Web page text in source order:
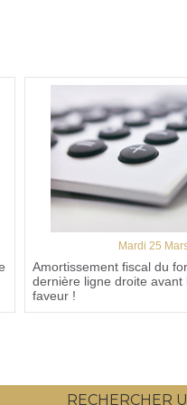
Mardi 25
Amortissement fiscal du
dernière ligne droite
faveur !
RECHERCHER